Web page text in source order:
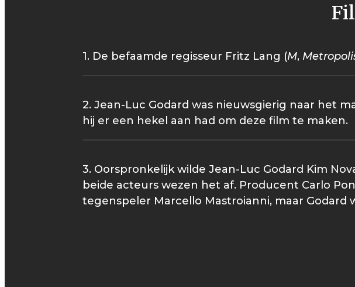
1. De befaamde regisseur Fritz Lang (M,
2. Jean-Luc Godard was nieuwsgierig naar het
hij er een hekel aan had om deze film te maken.
3. Oorspronkelijk wilde Jean-Luc Godard Kim
beide acteurs wezen het af. Producent Carlo
tegenspeler Marcello Mastroianni, maar Godard